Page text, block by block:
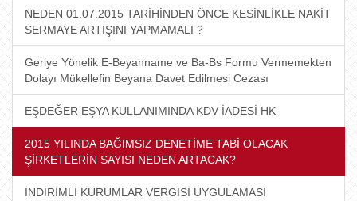
NEDEN 01.07.2015 TARİHİNDEN ÖNCE KESİNLİKLE NAKİT
SERMAYE ARTIŞINI YAPMAMALI ?
Geriye Yönelik E-Beyanname ve Ba-Bs Formu Vermemekten
Dolayı Mükellefin Beyana Davet Edilmesi Cezası
EŞDEĞER EŞYA KULLANIMINDA KDV İADESİ HK​
2015 YILINDA BAĞIMSIZ DENETİME TABİ OLACAK
ŞİRKETLERİN SAYISI NEDEN ARTACAK?
İNDİRİMLİ KURUMLAR VERGİSİ UYGULAMASI